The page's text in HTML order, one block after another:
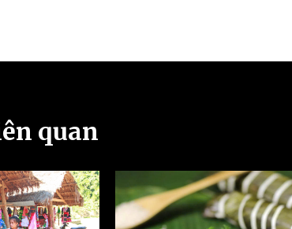
quan